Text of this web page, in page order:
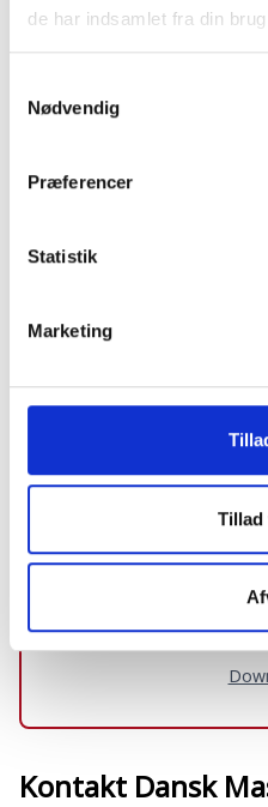
de har indsamlet fra din
Nødvendig
Præferencer
Statistik
Marketing
Tillad
Max. digging height (Mono /
8195 mm / 9655 mm
Main pumps max flow
Vedhæftede filer
Kontakt Dansk